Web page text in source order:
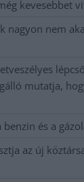
kevesebbet
nagyon nem
mutatja,
és a
az új